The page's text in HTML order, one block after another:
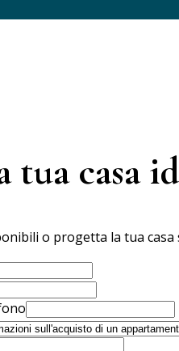
tua casa
o progetta la tua